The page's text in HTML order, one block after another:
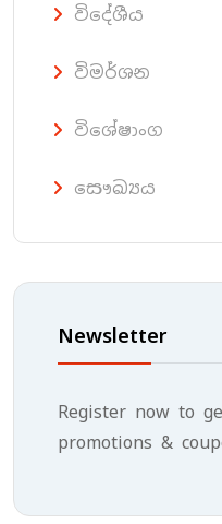
විදේශීය
විමර්ශන
විශේෂාංග
සෞඛ්‍යය
Newsletter
Register now to
promotions &